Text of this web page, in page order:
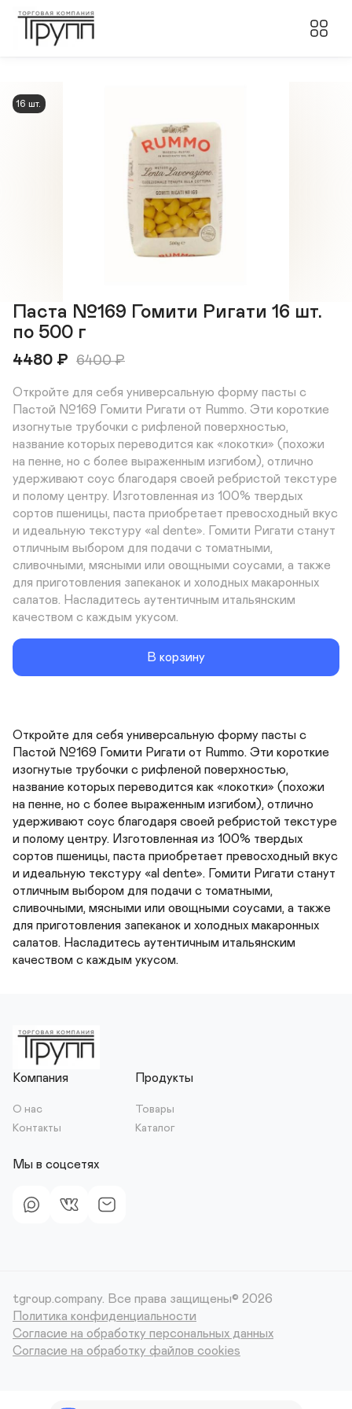
16 шт.
Паста №169 Гомити Ригати 16 шт.
по 500 г
4480 ₽ 6400₽
Откройте для себя универсальную форму пасты с
Пастой №169 Гомити Ригати от Rummo. Эти короткие
изогнутые трубочки с рифленой поверхностью,
название которых переводится как «локотки» (похожи
на пенне, но с более выраженным изгибом), отлично
удерживают соус благодаря своей ребристой текстуре
и полому центру. Изготовленная из 100% твердых
сортов пшеницы, паста приобретает превосходный вкус
и идеальную текстуру «al dente». Гомити Ригати станут
отличным выбором для подачи с томатными,
сливочными, мясными или овощными соусами, а также
для приготовления запеканок и холодных макаронных
салатов. Насладитесь аутентичным итальянским
качеством с каждым укусом.
В корзину
Откройте для себя универсальную форму пасты с
Пастой №169 Гомити Ригати от Rummo. Эти короткие
изогнутые трубочки с рифленой поверхностью,
название которых переводится как «локотки» (похожи
на пенне, но с более выраженным изгибом), отлично
удерживают соус благодаря своей ребристой текстуре
и полому центру. Изготовленная из 100% твердых
сортов пшеницы, паста приобретает превосходный вкус
и идеальную текстуру «al dente». Гомити Ригати станут
отличным выбором для подачи с томатными,
сливочными, мясными или овощными соусами, а также
для приготовления запеканок и холодных макаронных
салатов. Насладитесь аутентичным итальянским
качеством с каждым укусом.
Компания
О нас
Контакты
Продукты
Товары
Каталог
Мы в соцсетях
tgroup.company. Все права защищены© 2026
Политика конфиденциальности
Согласие на обработку персональных данных
Согласие на обработку файлов cookies